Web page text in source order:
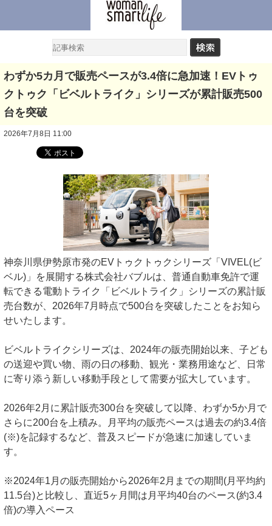
わずか5カ月で販売ペースが3.4倍に急加速！EVトゥ
クトゥク「ビベルトライク」シリーズが累計販売500
台を突破
2026年7月8日 11:00
神奈川県伊勢原市発のEVトゥクトゥクシリーズ「VIVEL(ビ
ベル)」を展開する株式会社バブルは、普通自動車免許で運
転できる電動トライク「ビベルトライク」シリーズの累計販
売台数が、2026年7月時点で500台を突破したことをお知ら
せいたします。
ビベルトライクシリーズは、2024年の販売開始以来、子ども
の送迎や買い物、雨の日の移動、観光・業務用途など、日常
に寄り添う新しい移動手段として需要が拡大しています。
2026年2月に累計販売300台を突破して以降、わずか5か月で
さらに200台を上積み。月平均の販売ペースは過去の約3.4倍
(※)を記録するなど、普及スピードが急速に加速していま
す。
※2024年1月の販売開始から2026年2月までの期間(月平均約
11.5台)と比較し、直近5ヶ月間は月平均40台のペース(約3.4
倍)の導入ペース